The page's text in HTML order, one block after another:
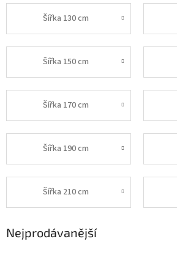
Šířka 130 cm
Šířka 150 cm
Šířka 170 cm
Šířka 190 cm
Šířka 210 cm
Nejprodávanější